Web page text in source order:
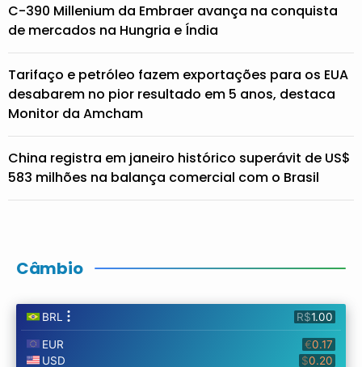
C-390 Millenium da Embraer avança na conquista
de mercados na Hungria e Índia
Tarifaço e petróleo fazem exportações para os EUA
desabarem no pior resultado em 5 anos, destaca
Monitor da Amcham
China registra em janeiro histórico superávit de US$
583 milhões na balança comercial com o Brasil
Câmbio